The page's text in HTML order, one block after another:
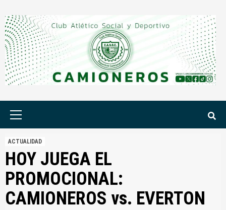
al
contenido
ACTUALIDAD
HOY JUEGA EL
PROMOCIONAL:
CAMIONEROS vs. EVERTON